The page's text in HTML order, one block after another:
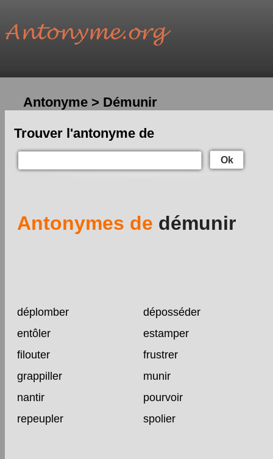
Antonyme > Démunir
Trouver l'antonyme de
Ok
Antonymes de démunir
déplomber
déposséder
entôler
estamper
filouter
frustrer
grappiller
munir
nantir
pourvoir
repeupler
spolier